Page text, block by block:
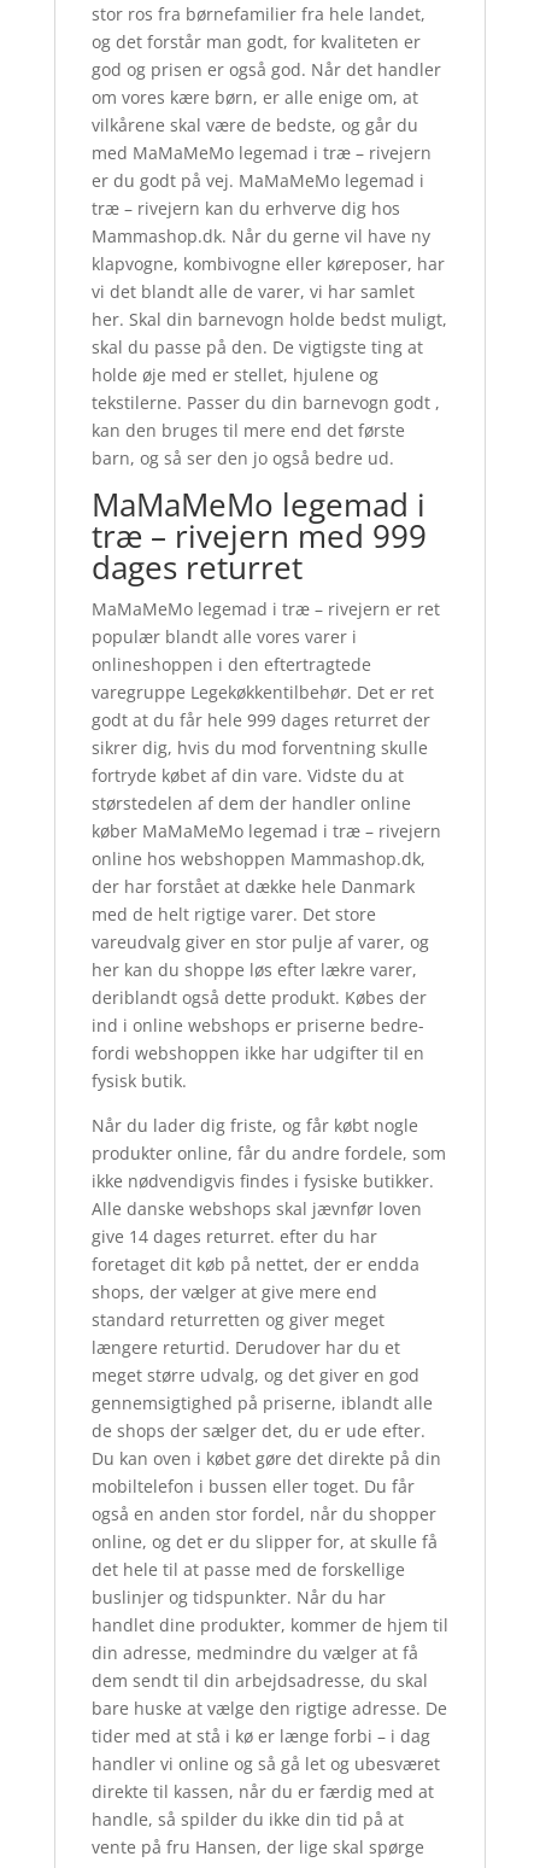
stor ros fra børnefamilier fra hele landet,
og det forstår man godt, for kvaliteten er
god og prisen er også god. Når det handler
om vores kære børn, er alle enige om, at
vilkårene skal være de bedste, og går du
med MaMaMeMo legemad i træ – rivejern
er du godt på vej. MaMaMeMo legemad i
træ – rivejern kan du erhverve dig hos
Mammashop.dk. Når du gerne vil have ny
klapvogne, kombivogne eller køreposer, har
vi det blandt alle de varer, vi har samlet
her. Skal din barnevogn holde bedst muligt,
skal du passe på den. De vigtigste ting at
holde øje med er stellet, hjulene og
tekstilerne. Passer du din barnevogn godt ,
kan den bruges til mere end det første
barn, og så ser den jo også bedre ud.
MaMaMeMo legemad i
træ – rivejern med 999
dages returret
MaMaMeMo legemad i træ – rivejern er ret
populær blandt alle vores varer i
onlineshoppen i den eftertragtede
varegruppe Legekøkkentilbehør. Det er ret
godt at du får hele 999 dages returret der
sikrer dig, hvis du mod forventning skulle
fortryde købet af din vare. Vidste du at
størstedelen af dem der handler online
køber MaMaMeMo legemad i træ – rivejern
online hos webshoppen Mammashop.dk,
der har forstået at dække hele Danmark
med de helt rigtige varer. Det store
vareudvalg giver en stor pulje af varer, og
her kan du shoppe løs efter lækre varer,
deriblandt også dette produkt. Købes der
ind i online webshops er priserne bedre-
fordi webshoppen ikke har udgifter til en
fysisk butik.
Når du lader dig friste, og får købt nogle
produkter online, får du andre fordele, som
ikke nødvendigvis findes i fysiske butikker.
Alle danske webshops skal jævnfør loven
give 14 dages returret. efter du har
foretaget dit køb på nettet, der er endda
shops, der vælger at give mere end
standard returretten og giver meget
længere returtid. Derudover har du et
meget større udvalg, og det giver en god
gennemsigtighed på priserne, iblandt alle
de shops der sælger det, du er ude efter.
Du kan oven i købet gøre det direkte på din
mobiltelefon i bussen eller toget. Du får
også en anden stor fordel, når du shopper
online, og det er du slipper for, at skulle få
det hele til at passe med de forskellige
buslinjer og tidspunkter. Når du har
handlet dine produkter, kommer de hjem til
din adresse, medmindre du vælger at få
dem sendt til din arbejdsadresse, du skal
bare huske at vælge den rigtige adresse. De
tider med at stå i kø er længe forbi – i dag
handler vi online og så gå let og ubesværet
direkte til kassen, når du er færdig med at
handle, så spilder du ikke din tid på at
vente på fru Hansen, der lige skal spørge